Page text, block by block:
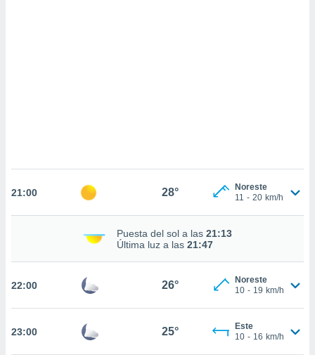
aceptar
de
sitio
21:00 28°
Noreste
11 - 20 km/h
Puesta del sol a las 21:13
Última luz a las 21:47
22:00 26°
Noreste
10 - 19 km/h
23:00 25°
Este
10 - 16 km/h